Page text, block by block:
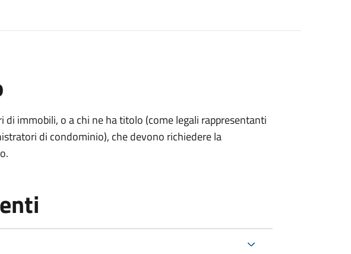
di immobili, o a chi ne ha titolo (come legali rappresentanti
di condominio), che devono richiedere la